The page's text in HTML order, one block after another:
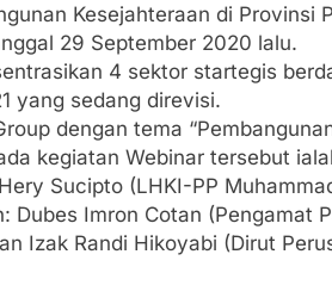
Kesejahteraan di Provinsi
29 September 2020 lalu.
4 sektor startegis
yang sedang direvisi.
dengan tema
kegiatan Webinar tersebut
Sucipto (LHKI-PP
Dubes Imron Cotan (Pengamat
Izak Randi Hikoyabi (Dirut